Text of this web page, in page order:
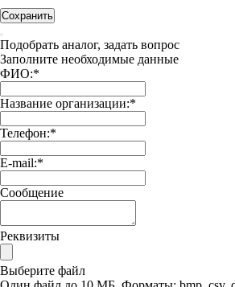
Сохранить
Подобрать аналог, задать вопрос
Заполните необходимые данные
ФИО:*
Название организации:*
Телефон:*
E-mail:*
Сообщение
Реквизиты
Выберите файл